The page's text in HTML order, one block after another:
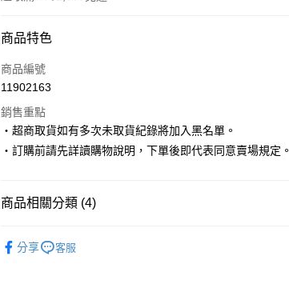
付款方式
信用卡一次付款
LINE Pay
Apple Pay
Google Pay
商品特色
商品編號
11902163
銷售重點
‧超商取貨如有多次未取貨紀錄將加入黑名單。
‧訂購前請先詳讀購物說明，下單後即代表同意賣場規定。
商品相關分類 (4)
分享 客服